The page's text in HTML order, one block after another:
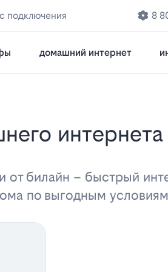
подключения 8
домашний интернет
от билайн – быстрый
по выгодным условиям